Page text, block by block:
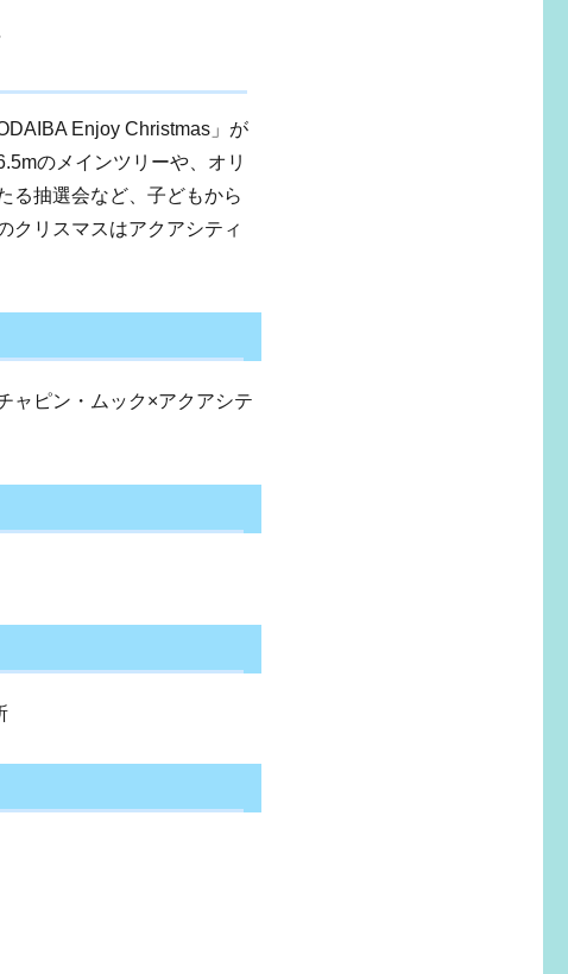
Enjoy Christmas」が
のメインツリーや、オリ
る抽選会など、子どもから
クリスマスはアクアシティ
ャピン・ムック×アクアシテ